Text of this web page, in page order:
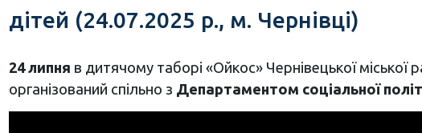
дітей (24.07.2025 р., м. Чернівці)
24 липня в дитячому таборі «Ойкос» Чернівецької міської
організований спільно з Департаментом соціальної